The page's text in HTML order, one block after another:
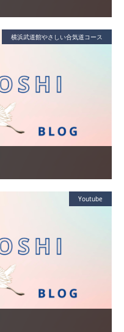
横浜武道館やさしい合気道コース
Youtube